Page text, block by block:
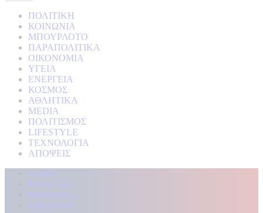
ΠΟΛΙΤΙΚΗ
ΚΟΙΝΩΝΙΑ
ΜΠΟΥΡΛΟΤΟ
ΠΑΡΑΠΟΛΙΤΙΚΑ
ΟΙΚΟΝΟΜΙΑ
ΥΓΕΙΑ
ΕΝΕΡΓΕΙΑ
ΚΟΣΜΟΣ
ΑΘΛΗΤΙΚΑ
MEDIA
ΠΟΛΙΤΙΣΜΟΣ
LIFESTYLE
ΤΕΧΝΟΛΟΓΙΑ
ΑΠΟΨΕΙΣ
Αρχική
Kontra Live
Καταγγελίες
Επικοινωνία